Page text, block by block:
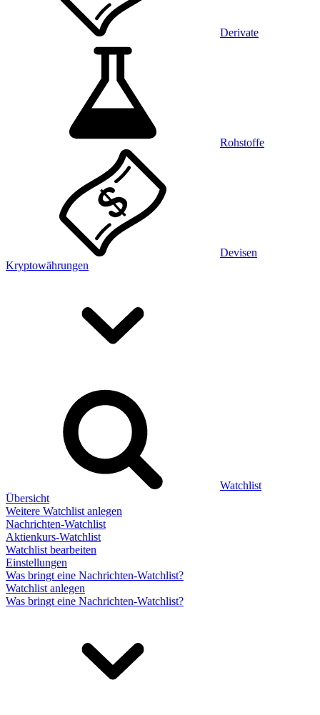
Derivate
Rohstoffe
Devisen
Kryptowährungen
Watchlist
Übersicht
Weitere Watchlist anlegen
Nachrichten-Watchlist
Aktienkurs-Watchlist
Watchlist bearbeiten
Einstellungen
Was bringt eine Nachrichten-Watchlist?
Watchlist anlegen
Was bringt eine Nachrichten-Watchlist?